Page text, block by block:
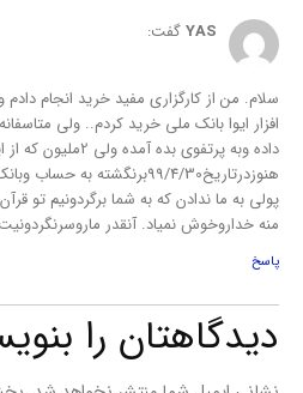
YASگفت:
سلام. من از کارگزاری مفید خرید انجام دادم
افزار ایوا بانک ملی خرید کردم.. ولی
داده وبه پرتفوی بده
هنوزدرتاریخ99/4/30برنگشته
منه خداروخوش نمیاد. آنقدر ماروسرنگردونیت
پاسخ
دیدگاهتان را